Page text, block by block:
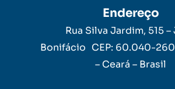
Endereço
Rua Silva Jardim, 515 –
Bonifácio CEP: 60.040-
– Ceará – Brasil